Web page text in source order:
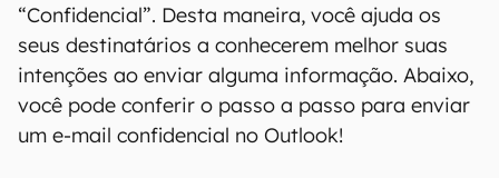
“Confidencial”. Desta maneira, você ajuda os
seus destinatários a conhecerem melhor suas
intenções ao enviar alguma informação. Abaixo,
você pode conferir o passo a passo para enviar
um e-mail confidencial no Outlook!